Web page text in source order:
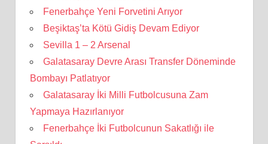
Fenerbahçe Yeni Forvetini Arıyor
Beşiktaş’ta Kötü Gidiş Devam Ediyor
Sevilla 1 – 2 Arsenal
Galatasaray Devre Arası Transfer Döneminde
Bombayı Patlatıyor
Galatasaray İki Milli Futbolcusuna Zam
Yapmaya Hazırlanıyor
Fenerbahçe İki Futbolcunun Sakatlığı ile